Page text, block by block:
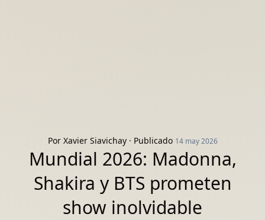
Por Xavier Siavichay· Publicado 14 may 2026
Mundial 2026: Madonna,
Shakira y BTS prometen
show inolvidable